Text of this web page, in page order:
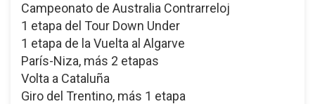
Campeonato de Australia Contrarreloj
1 etapa del Tour Down Under
1 etapa de la Vuelta al Algarve
París-Niza, más 2 etapas
Volta a Cataluña
Giro del Trentino, más 1 etapa